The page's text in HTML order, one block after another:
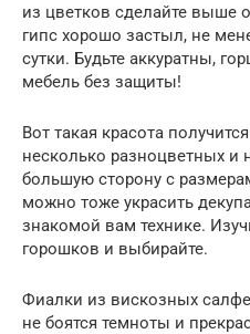
из цветков сделайте выше
гипс хорошо застыл, не
сутки. Будьте аккуратны,
мебель без защиты!
Вот такая красота
несколько разноцветных и
большую сторону с
можно тоже украсить
знакомой вам технике.
горошков и выбирайте.
Фиалки из вискозных
не боятся темноты и